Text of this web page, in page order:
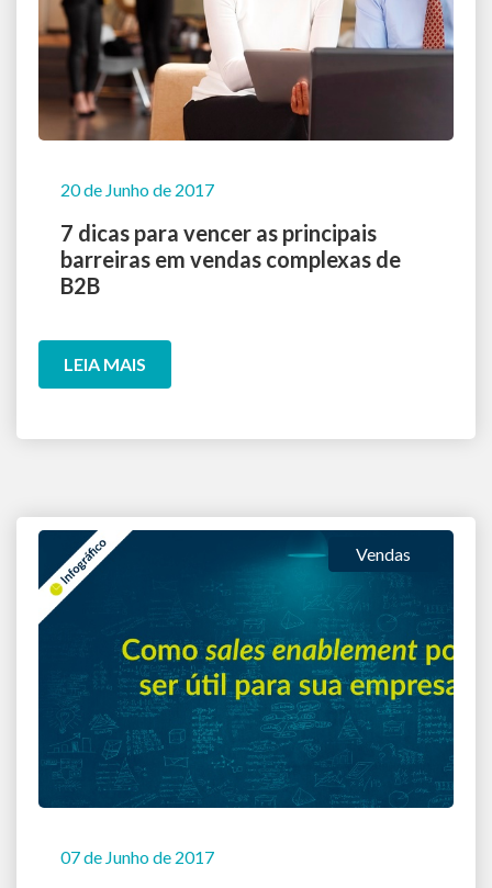
20 de Junho de 2017
7 dicas para vencer as principais
barreiras em vendas complexas de
B2B
LEIA MAIS
Vendas
07 de Junho de 2017